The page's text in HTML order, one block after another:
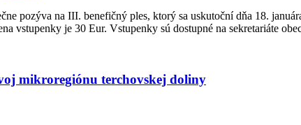
pozýva na III. benefičný ples, ktorý sa uskutoční dňa 18.
vstupenky je 30 Eur. Vstupenky sú dostupné na sekretariáte
mikroregiónu terchovskej doliny